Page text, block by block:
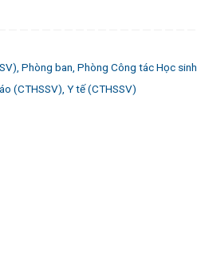
,Phòng ban ,Phòng Công tác Học sinh
(CTHSSV) Y tế (CTHSSV)